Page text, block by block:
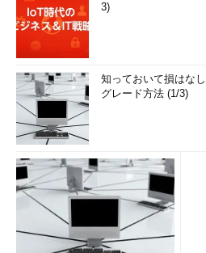
3)
知っておいて損はな
グレード方法 (1/3)